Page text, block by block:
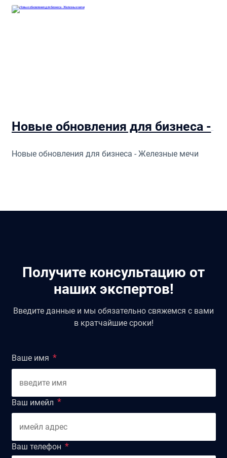
Новые обновления для бизнеса - Железные мечи
Новые обновления для бизнеса - Железные мечи
Получите консультацию от
наших экспертов!
Введите данные и мы обязательно свяжемся с вами
в кратчайшие сроки!
Ваше имя
Ваш имейл
Ваш телефон